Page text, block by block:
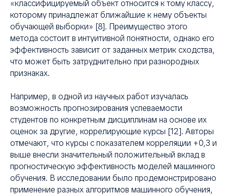
«классифицируемый объект относится к тому классу,
которому принадлежат ближайшие к нему объекты
обучающей выборки» [8]. Преимущество этого
метода состоит в интуитивной понятности, однако его
эффективность зависит от заданных метрик сходства,
что может быть затруднительно при разнородных
признаках.
Например, в одной из научных работ изучалась
возможность прогнозирования успеваемости
студентов по конкретным дисциплинам на основе их
оценок за другие, коррелирующие курсы [12]. Авторы
отмечают, что курсы с показателем корреляции +0,3 и
выше внесли значительный положительный вклад в
прогностическую эффективность моделей машинного
обучения. В исследовании было продемонстрировано
применение разных алгоритмов машинного обучения,